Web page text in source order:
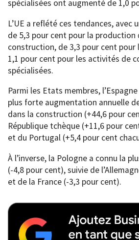
spécialisées ont augmenté de 1,0
L’UE a reflété ces tendances, avec
de 5,3 pour cent pour la production
construction, de 3,3 pour cent pour
1,1 pour cent pour les activités de
spécialisées.
Parmi les Etats membres,
plus forte augmentation annuelle
dans la construction (+44,6 pour
République tchèque (+11,6 pour
et du Portugal (+5,4 pour cent
À l’inverse, la Pologne a connu la
(-4,8 pour cent), suivie de
et de la France (-3,3 pour cent).